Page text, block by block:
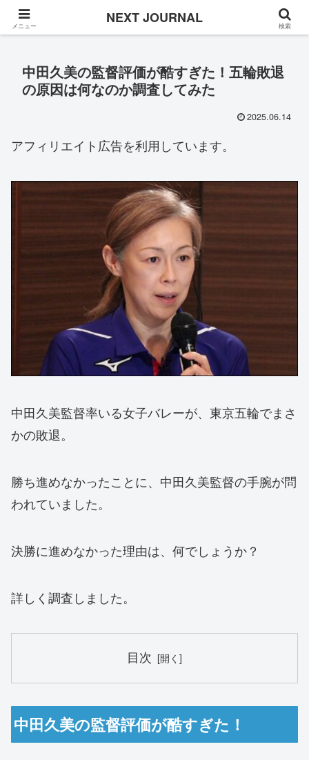
Once in a while
中田久美の監督評価が酷すぎた！五輪敗退
の原因は何なのか調査してみた
2025.06.14
アフィリエイト広告を利用しています。
中田久美監督率いる女子バレーが、東京五輪でまさ
かの敗退。
勝ち進めなかったことに、中田久美監督の手腕が問
われていました。
決勝に進めなかった理由は、何でしょうか？
詳しく調査しました。
目次
中田久美の監督評価が酷すぎた！
メニュー NEXT JOURNAL 検索